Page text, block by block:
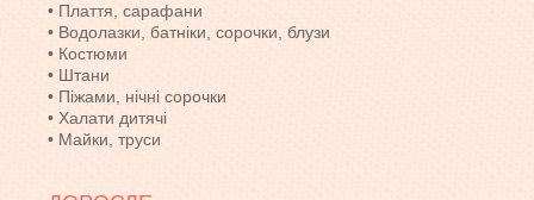
• Плаття, сарафани
• Водолазки, батніки, сорочки, блузи
• Костюми
• Штани
• Піжами, нічні сорочки
• Халати дитячі
• Майки, труси